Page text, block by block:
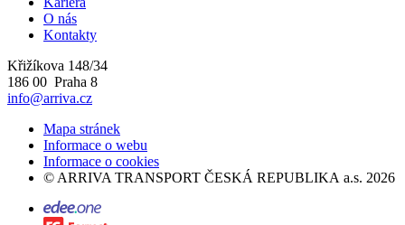
O nás
Kontakty
Křižíkova 148/34
186 00 Praha 8
info@arriva.cz
Mapa stránek
Informace o webu
Informace o cookies
© ARRIVA TRANSPORT ČESKÁ REPUBLIKA a.s. 2026